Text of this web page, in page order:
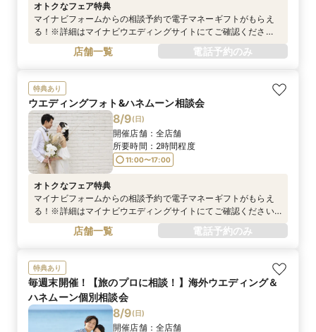
オトクなフェア特典
マイナビフォームからの相談予約で電子マネーギフトがもらえ
る！※詳細はマイナビウエディングサイトにてご確認くださ
https://wedding.mynavi.jp/contents/special_contents/couple
店舗一覧 電話予約のみ
特典あり
ウエディングフォト&ハネムーン相談会
8/9(日)
開催店舗： 全店舗
所要時間： 2時間程度
11:00〜17:00
オトクなフェア特典
マイナビフォームからの相談予約で電子マネーギフトがもらえ
る！※詳細はマイナビウエディングサイトにてご確認ください
https://wedding.mynavi.jp/contents/special_contents/couple
_cp/※電話予約は対象外です
店舗一覧 電話予約のみ
特典あり
毎週末開催！【旅のプロに相談！】海外ウエディング＆
ハネムーン個別相談会
8/9(日)
開催店舗： 全店舗